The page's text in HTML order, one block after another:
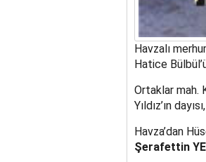
Havzalı
Hatice
Ortaklar mah.
Yıldız’ın
Havza’dan
Şerafettin